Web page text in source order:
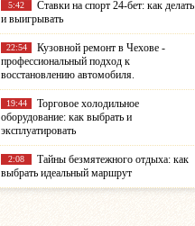
5:42
Ставки на спорт 24-бет: как делать
и выигрывать
22:54
Кузовной ремонт в Чехове -
профессиональный подход к
восстановлению автомобиля.
19:44
Торговое холодильное
оборудование: как выбрать и
эксплуатировать
2:08
Тайны безмятежного отдыха: как
выбрать идеальный маршрут